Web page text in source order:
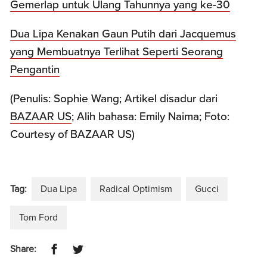
Gemerlap untuk Ulang Tahunnya yang ke-30
Dua Lipa Kenakan Gaun Putih dari Jacquemus
yang Membuatnya Terlihat Seperti Seorang
Pengantin
(Penulis: Sophie Wang; Artikel disadur dari
BAZAAR US; Alih bahasa: Emily Naima; Foto:
Courtesy of BAZAAR US)
Tag: Dua Lipa Radical Optimism Gucci
Tom Ford
Share: